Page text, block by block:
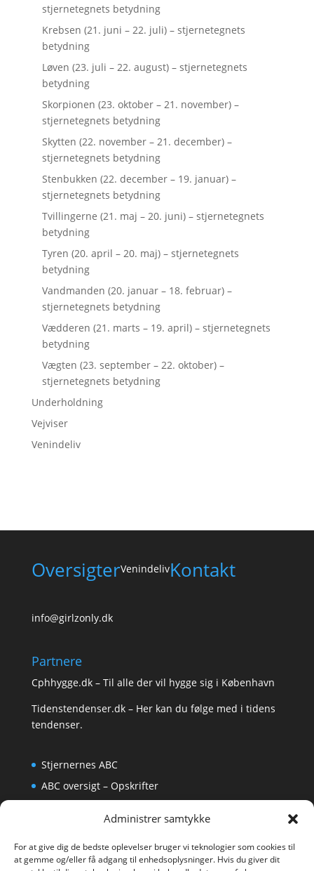
Administrer samtykke
For at give dig de bedste oplevelser bruger vi teknologier som cookies til
at gemme og/eller få adgang til enhedsoplysninger. Hvis du giver dit
stjernetegnets betydning
Krebsen (21. juni – 22. juli) – stjernetegnets
betydning
Løven (23. juli – 22. august) – stjernetegnets
betydning
Skorpionen (23. oktober – 21. november) –
stjernetegnets betydning
Skytten (22. november – 21. december) –
stjernetegnets betydning
Stenbukken (22. december – 19. januar) –
stjernetegnets betydning
Tvillingerne (21. maj – 20. juni) – stjernetegnets
betydning
Tyren (20. april – 20. maj) – stjernetegnets
betydning
Vandmanden (20. januar – 18. februar) –
stjernetegnets betydning
Vædderen (21. marts – 19. april) – stjernetegnets
betydning
Vægten (23. september – 22. oktober) –
stjernetegnets betydning
Underholdning
Vejviser
Venindeliv
OversigterVenindelivKontakt
info@girlzonly.dk
Partnere
Cphhygge.dk– Til alle der vil hygge sig i København
Tidenstendenser.dk– Her kan du følge med i tidens
tendenser.
Stjernernes ABC
ABC oversigt – Opskrifter